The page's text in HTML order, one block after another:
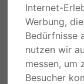
Internet-
Werbung,
Bedürfnisse
nutzen wir
messen, um
Besucher